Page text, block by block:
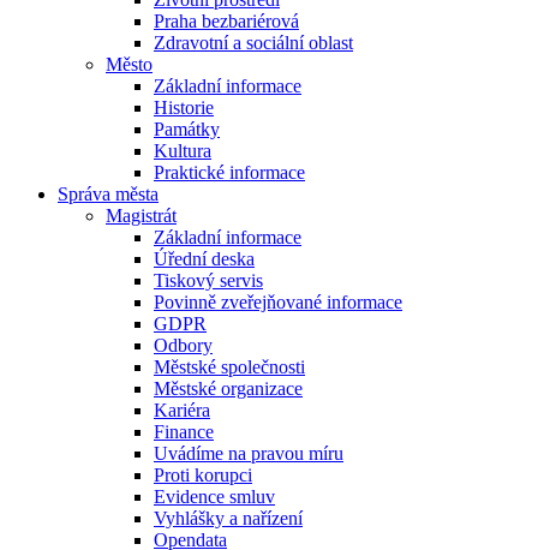
Praha bezbariérová
Zdravotní a sociální oblast
Město
Základní informace
Historie
Památky
Kultura
Praktické informace
Správa města
Magistrát
Základní informace
Úřední deska
Tiskový servis
Povinně zveřejňované informace
GDPR
Odbory
Městské společnosti
Městské organizace
Kariéra
Finance
Uvádíme na pravou míru
Proti korupci
Evidence smluv
Vyhlášky a nařízení
Opendata